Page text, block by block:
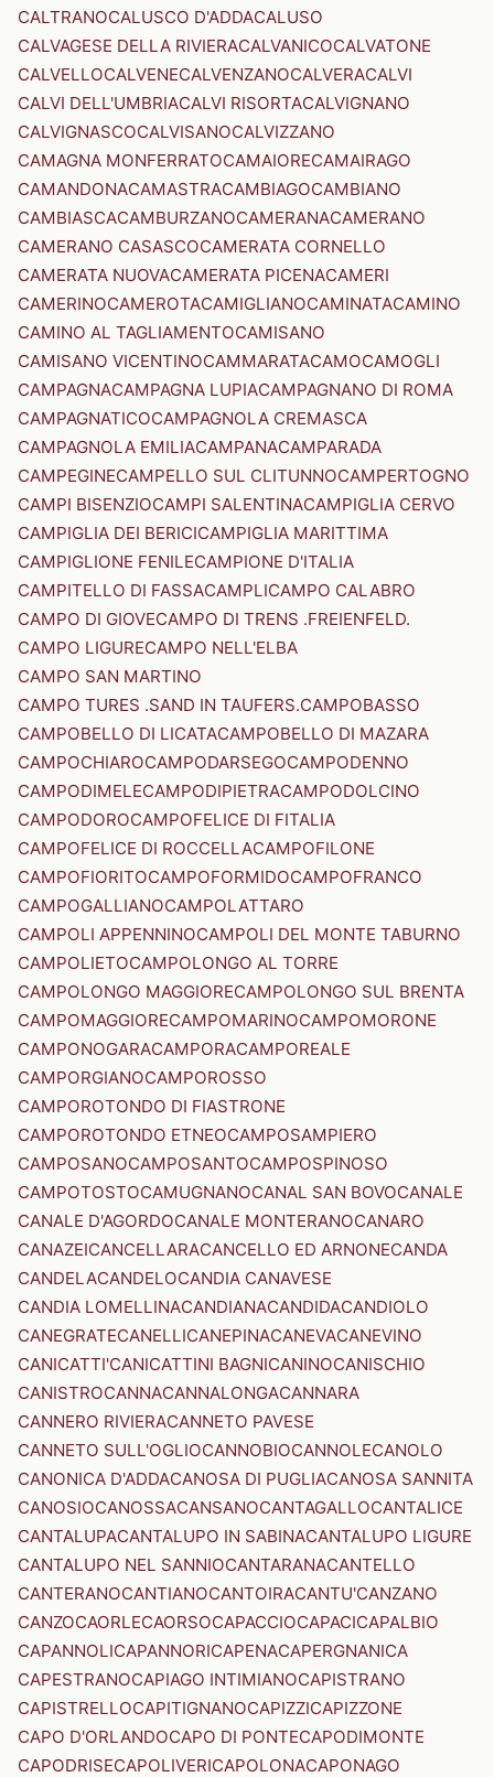
CALTRANOCALUSCO D'ADDACALUSO
CALVAGESE DELLA RIVIERACALVANICOCALVATONE
CALVELLOCALVENECALVENZANOCALVERACALVI
CALVI DELL'UMBRIACALVI RISORTACALVIGNANO
CALVIGNASCOCALVISANOCALVIZZANO
CAMAGNA MONFERRATOCAMAIORECAMAIRAGO
CAMANDONACAMASTRACAMBIAGOCAMBIANO
CAMBIASCACAMBURZANOCAMERANACAMERANO
CAMERANO CASASCOCAMERATA CORNELLO
CAMERATA NUOVACAMERATA PICENACAMERI
CAMERINOCAMEROTACAMIGLIANOCAMINATACAMINO
CAMINO AL TAGLIAMENTOCAMISANO
CAMISANO VICENTINOCAMMARATACAMOCAMOGLI
CAMPAGNACAMPAGNA LUPIACAMPAGNANO DI ROMA
CAMPAGNATICOCAMPAGNOLA CREMASCA
CAMPAGNOLA EMILIACAMPANACAMPARADA
CAMPEGINECAMPELLO SUL CLITUNNOCAMPERTOGNO
CAMPI BISENZIOCAMPI SALENTINACAMPIGLIA CERVO
CAMPIGLIA DEI BERICICAMPIGLIA MARITTIMA
CAMPIGLIONE FENILECAMPIONE D'ITALIA
CAMPITELLO DI FASSACAMPLICAMPO CALABRO
CAMPO DI GIOVECAMPO DI TRENS .FREIENFELD.
CAMPO LIGURECAMPO NELL'ELBA
CAMPO SAN MARTINO
CAMPO TURES .SAND IN TAUFERS.CAMPOBASSO
CAMPOBELLO DI LICATACAMPOBELLO DI MAZARA
CAMPOCHIAROCAMPODARSEGOCAMPODENNO
CAMPODIMELECAMPODIPIETRACAMPODOLCINO
CAMPODOROCAMPOFELICE DI FITALIA
CAMPOFELICE DI ROCCELLACAMPOFILONE
CAMPOFIORITOCAMPOFORMIDOCAMPOFRANCO
CAMPOGALLIANOCAMPOLATTARO
CAMPOLI APPENNINOCAMPOLI DEL MONTE TABURNO
CAMPOLIETOCAMPOLONGO AL TORRE
CAMPOLONGO MAGGIORECAMPOLONGO SUL BRENTA
CAMPOMAGGIORECAMPOMARINOCAMPOMORONE
CAMPONOGARACAMPORACAMPOREALE
CAMPORGIANOCAMPOROSSO
CAMPOROTONDO DI FIASTRONE
CAMPOROTONDO ETNEOCAMPOSAMPIERO
CAMPOSANOCAMPOSANTOCAMPOSPINOSO
CAMPOTOSTOCAMUGNANOCANAL SAN BOVOCANALE
CANALE D'AGORDOCANALE MONTERANOCANARO
CANAZEICANCELLARACANCELLO ED ARNONECANDA
CANDELACANDELOCANDIA CANAVESE
CANDIA LOMELLINACANDIANACANDIDACANDIOLO
CANEGRATECANELLICANEPINACANEVACANEVINO
CANICATTI'CANICATTINI BAGNICANINOCANISCHIO
CANISTROCANNACANNALONGACANNARA
CANNERO RIVIERACANNETO PAVESE
CANNETO SULL'OGLIOCANNOBIOCANNOLECANOLO
CANONICA D'ADDACANOSA DI PUGLIACANOSA SANNITA
CANOSIOCANOSSACANSANOCANTAGALLOCANTALICE
CANTALUPACANTALUPO IN SABINACANTALUPO LIGURE
CANTALUPO NEL SANNIOCANTARANACANTELLO
CANTERANOCANTIANOCANTOIRACANTU'CANZANO
CANZOCAORLECAORSOCAPACCIOCAPACICAPALBIO
CAPANNOLICAPANNORICAPENACAPERGNANICA
CAPESTRANOCAPIAGO INTIMIANOCAPISTRANO
CAPISTRELLOCAPITIGNANOCAPIZZICAPIZZONE
CAPO D'ORLANDOCAPO DI PONTECAPODIMONTE
CAPODRISECAPOLIVERICAPOLONACAPONAGO